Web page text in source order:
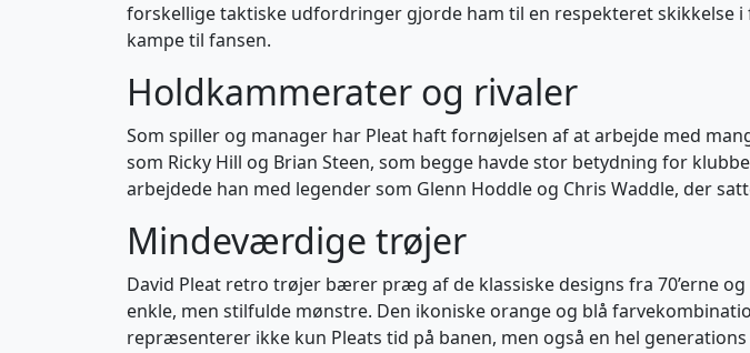
forskellige taktiske udfordringer gjorde ham til en respekteret skikkelse
kampe til fansen.
Holdkammerater og rivaler
Som spiller og manager har Pleat haft fornøjelsen af at arbejde med
som Ricky Hill og Brian Steen, som begge havde stor betydning for
arbejdede han med legender som Glenn Hoddle og Chris Waddle, der
Mindeværdige trøjer
David Pleat retro trøjer bærer præg af de klassiske designs fra 70’erne
enkle, men stilfulde mønstre. Den ikoniske orange og blå
repræsenterer ikke kun Pleats tid på banen, men også en hel